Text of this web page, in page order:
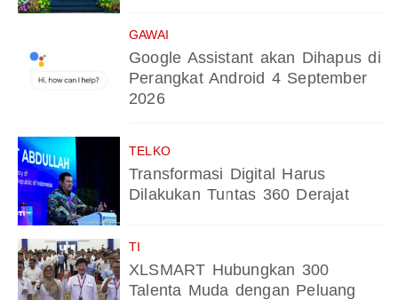
GAWAI
Google Assistant akan Dihapus di
Perangkat Android 4 September
2026
TELKO
Transformasi Digital Harus
Dilakukan Tuntas 360 Derajat
TI
XLSMART Hubungkan 300
Talenta Muda dengan Peluang